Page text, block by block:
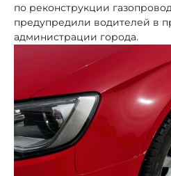
по реконструкции
предупредили водителей в
администрации города.